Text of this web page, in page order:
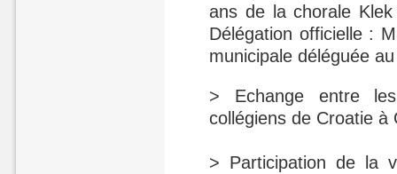
ans de la chorale
Délégation officielle :
municipale déléguée
> Echange entre
collégiens de Croatie à
> Participation de la